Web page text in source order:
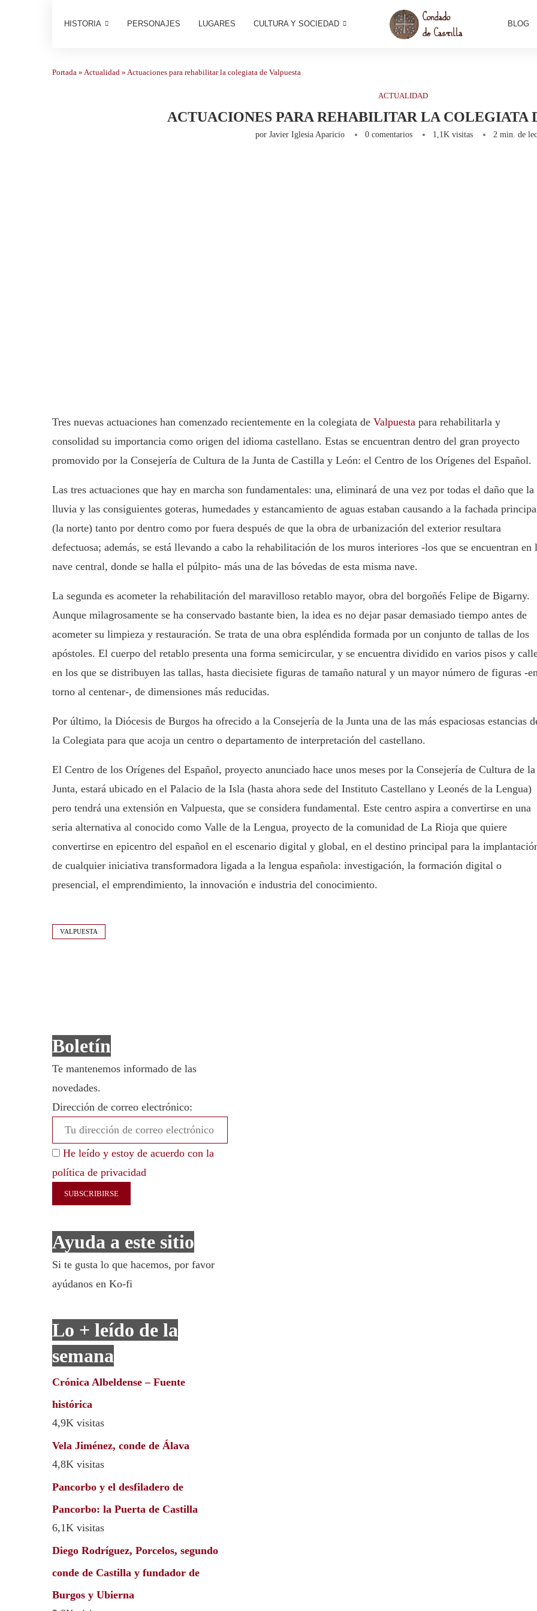
HISTORIA PERSONAJES LUGARES CULTURA Y SOCIEDAD BLOG
Portada » Actualidad » Actuaciones para rehabilitar la colegiata de Valpuesta
ACTUALIDAD
ACTUACIONES PARA REHABILITAR LA COLEGIATA
por Javier Iglesia Aparicio 0 comentarios 1,1Kvisitas 2 min. de
Tres nuevas actuaciones han comenzado recientemente en la colegiata de Valpuesta para rehabilitarla y
consolidad su importancia como origen del idioma castellano. Estas se encuentran dentro del gran proyecto
promovido por la Consejería de Cultura de la Junta de Castilla y León: el Centro de los Orígenes del Español.
Las tres actuaciones que hay en marcha son fundamentales: una, eliminará de una vez por todas el daño que la
lluvia y las consiguientes goteras, humedades y estancamiento de aguas estaban causando a la fachada
(la norte) tanto por dentro como por fuera después de que la obra de urbanización del exterior resultara
defectuosa; además, se está llevando a cabo la rehabilitación de los muros interiores -los que se encuentran en
nave central, donde se halla el púlpito- más una de las bóvedas de esta misma nave.
La segunda es acometer la rehabilitación del maravilloso retablo mayor, obra del borgoñés Felipe de Bigarny.
Aunque milagrosamente se ha conservado bastante bien, la idea es no dejar pasar demasiado tiempo antes de
acometer su limpieza y restauración. Se trata de una obra espléndida formada por un conjunto de tallas de los
apóstoles. El cuerpo del retablo presenta una forma semicircular, y se encuentra dividido en varios pisos y
en los que se distribuyen las tallas, hasta diecisiete figuras de tamaño natural y un mayor número de figuras -
torno al centenar-, de dimensiones más reducidas.
Por último, la Diócesis de Burgos ha ofrecido a la Consejería de la Junta una de las más espaciosas estancias
la Colegiata para que acoja un centro o departamento de interpretación del castellano.
El Centro de los Orígenes del Español, proyecto anunciado hace unos meses por la Consejería de Cultura de la
Junta, estará ubicado en el Palacio de la Isla (hasta ahora sede del Instituto Castellano y Leonés de la Lengua)
pero tendrá una extensión en Valpuesta, que se considera fundamental. Este centro aspira a convertirse en una
seria alternativa al conocido como Valle de la Lengua, proyecto de la comunidad de La Rioja que quiere
convertirse en epicentro del español en el escenario digital y global, en el destino principal para la
de cualquier iniciativa transformadora ligada a la lengua española: investigación, la formación digital o
presencial, el emprendimiento, la innovación e industria del conocimiento.
VALPUESTA
Boletín
Te mantenemos informado de las
novedades.
Dirección de correo electrónico:
He leído y estoy de acuerdo con la
política de privacidad
Ayuda a este sitio
Si te gusta lo que hacemos, por favor
ayúdanos en Ko-fi
Lo + leído de la
semana
Crónica Albeldense – Fuente
histórica
4,9K visitas
Vela Jiménez, conde de Álava
4,8K visitas
Pancorbo y el desfiladero de
Pancorbo: la Puerta de Castilla
6,1K visitas
Diego Rodríguez, Porcelos, segundo
conde de Castilla y fundador de
Burgos y Ubierna